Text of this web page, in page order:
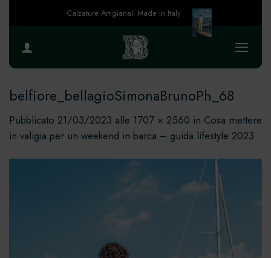
Calzature Artigianali Made in Italy
belfiore_bellagioSimonaBrunoPh_68
Pubblicato 21/03/2023 alle 1707 × 2560 in Cosa mettere
in valigia per un weekend in barca – guida lifestyle 2023